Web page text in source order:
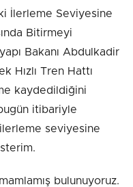
İlerleme Seviyesine
Bitirmeyi
Bakanı Abdulkadir
Hızlı Tren Hattı
kaydedildiğini
itibariyle
seviyesine
bulunuyoruz.